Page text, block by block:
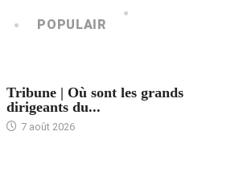
POPULAIR
Tribune | Où sont les grands
dirigeants du...
7 août 2026